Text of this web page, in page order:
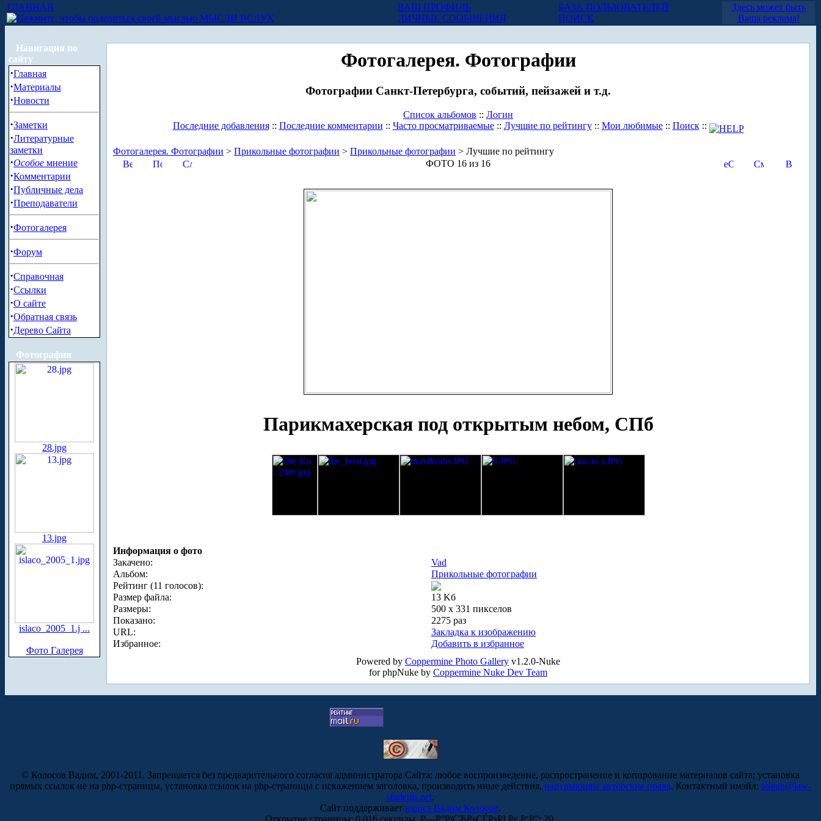
ГЛАВНАЯ
МЫСЛИ ВСЛУХ
ВАШ ПРОФИЛЬ
ЛИЧНЫЕ СООБЩЕНИЯ
БАЗА ПОЛЬЗОВАТЕЛЕЙ
ПОИСК
Здесь может быть
Ваша реклама!
Навигация по
сайту
·Главная
·Материалы
·Новости
·Заметки
·Литературные
заметки
·Особое мнение
·Комментарии
·Публичные дела
·Преподаватели
·Фотогалерея
·Форум
·Справочная
·Ссылки
·О сайте
·Обратная связь
·Дерево Сайта
Фотографии
28.jpg
13.jpg
islaco_2005_1.j ...
Фото Галерея
Фотогалерея. Фотографии
Фотографии Санкт-Петербурга, событий, пейзажей и т.д.
Список альбомов :: Логин
Последние добавления:: Последние комментарии :: Часто просматриваемые:: Лучшие по рейтингу:: Мои любимые:: Поиск::
Фотогалерея. Фотографии > Прикольные фотографии > Прикольные фотографии > Лучшие по рейтингу
ФОТО 16 из 16
Парикмахерская под открытым небом, СПб
Информация о фото
Закачено:
Vad
Альбом:
Прикольные фотографии
Рейтинг (11 голосов):
Размер файла:
13 Kб
Размеры:
500 x 331 пикселов
Показано:
2275 раз
URL:
Закладка к изображению
Избранное:
Добавить в избранное
Powered by Coppermine Photo Gallery v1.2.0-Nuke
for phpNuke by Coppermine Nuke Dev Team
© Колосов Вадим, 2001-2011. Запрещается без предварительного согласия администратора Сайта: любое воспроизведение, распространение и копирование материалов сайта; установка
прямых ссылок не на php-страницы, установка ссылок на php-страницы с искажением заголовка, производить иные действия, нарушающие авторские права. Контактный имэйл: admin@law-
students.net.
Сайт поддерживает юрист Вадим Колосов.
Открытие страницы: 0.016 секунды. Р—Р°РїСЂРѕСЃРѕРІ Рє Р‘Р”: 20.